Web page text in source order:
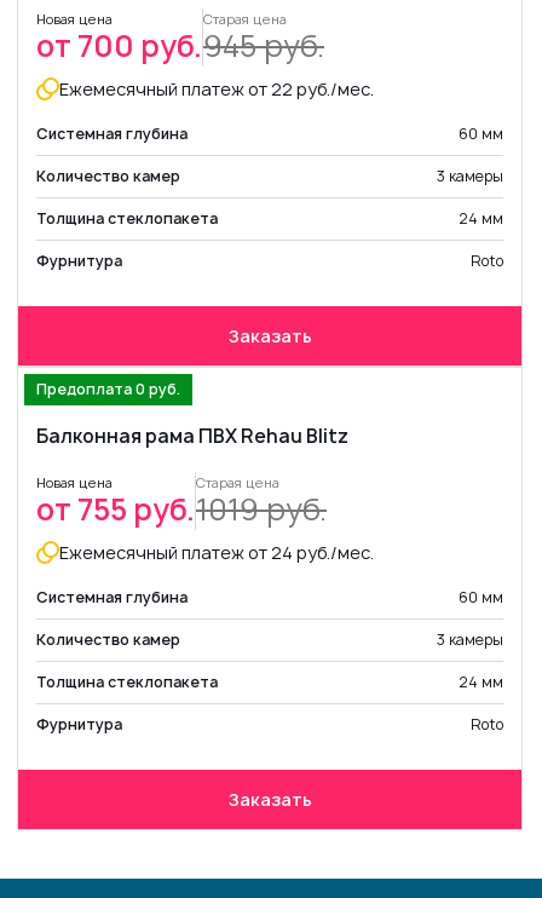
Новая цена
от 700 руб.
Старая цена
945 руб.
Ежемесячный платеж от 22 руб./мес.
Системная глубина 60 мм
Количество камер 3 камеры
Толщина стеклопакета 24 мм
Фурнитура Roto
Заказать
Предоплата 0 руб.
Балконная рама ПВХ Rehau Blitz
Новая цена
от 755 руб.
Старая цена
1019 руб.
Ежемесячный платеж от 24 руб./мес.
Системная глубина 60 мм
Количество камер 3 камеры
Толщина стеклопакета 24 мм
Фурнитура Roto
Заказать